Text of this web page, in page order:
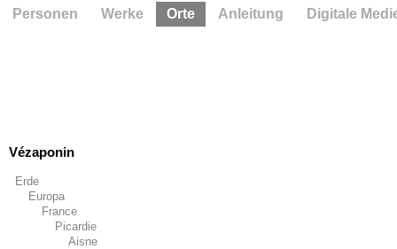
Vézaponin
Erde
Europa
France
Picardie
Aisne
Personen Werke Orte Anleitung Digitale